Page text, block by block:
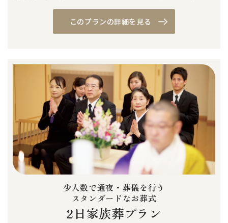
このプランの詳細を見る
少人数で通夜・葬儀を行う
スタンダードなお葬式
2日家族葬プラン